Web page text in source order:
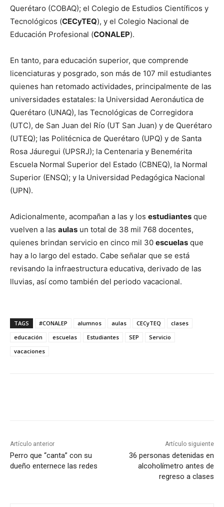
Querétaro (COBAQ); el Colegio de Estudios Científicos y
Tecnológicos (CECyTEQ), y el Colegio Nacional de
Educación Profesional (CONALEP).
En tanto, para educación superior, que comprende
licenciaturas y posgrado, son más de 107 mil estudiantes
quienes han retomado actividades, principalmente de las
universidades estatales: la Universidad Aeronáutica de
Querétaro (UNAQ), las Tecnológicas de Corregidora
(UTC), de San Juan del Río (UT San Juan) y de Querétaro
(UTEQ); las Politécnica de Querétaro (UPQ) y de Santa
Rosa Jáuregui (UPSRJ); la Centenaria y Benemérita
Escuela Normal Superior del Estado (CBNEQ), la Normal
Superior (ENSQ); y la Universidad Pedagógica Nacional
(UPN).
Adicionalmente, acompañan a las y los estudiantes que
vuelven a las aulas un total de 38 mil 768 docentes,
quienes brindan servicio en cinco mil 30 escuelas que
hay a lo largo del estado. Cabe señalar que se está
revisando la infraestructura educativa, derivado de las
lluvias, así como también del periodo vacacional.
TAGS #CONALEP alumnos aulas CECyTEQ
clases
educación
escuelas Estudiantes SEP
Servicio
vacaciones
Artículo anterior
Perro que “canta” con su
dueño enternece las redes
Artículo siguiente
36 personas detenidas en
alcoholímetro antes de
regreso a clases